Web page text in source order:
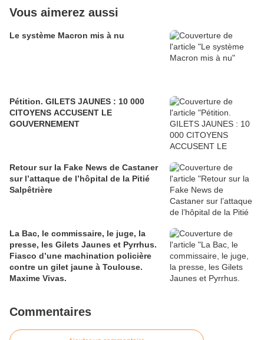
Vous aimerez aussi
Le système Macron mis à nu
Pétition. GILETS JAUNES : 10 000
CITOYENS ACCUSENT LE
GOUVERNEMENT
Retour sur la Fake News de Castaner
sur l’attaque de l’hôpital de la Pitié
Salpêtrière
La Bac, le commissaire, le juge, la
presse, les Gilets Jaunes et Pyrrhus.
Fiasco d’une machination policière
contre un gilet jaune à Toulouse.
Maxime Vivas.
Commentaires